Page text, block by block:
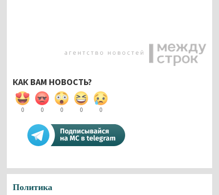
КАК ВАМ НОВОСТЬ?
0 0 0 0 0
Политика